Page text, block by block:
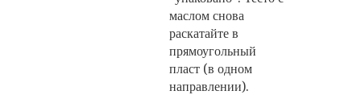
маслом снова
раскатайте в
прямоугольный
пласт (в одном
направлении).